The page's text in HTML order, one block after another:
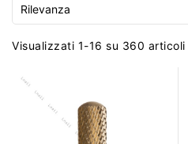
Rilevanza
Visualizzati 1-16 su 360 articoli